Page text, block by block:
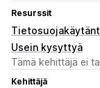
Resurssit
Usein kysyttyä
Tämä kehittäjä ei
Kehittäjä